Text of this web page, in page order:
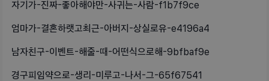
자기가-진짜-좋아해야만-사귀는-사람-f1b7f9ce
엄마가-결혼하랫고최근-아버지-상실로유-e4196a4
남자친구-이벤트-해줄-때-어떤식으로해-9bfbaf9e
경구피임약으로-생리-미루고-나서-그-65f67541